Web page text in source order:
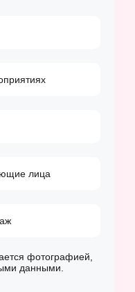
лица
фотографией,
данными.